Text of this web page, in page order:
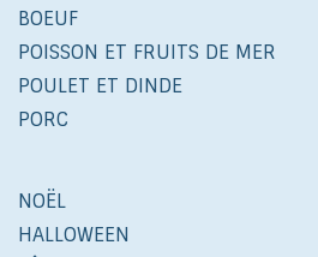
BOEUF
POISSON ET FRUITS DE MER
POULET ET DINDE
PORC
NOËL
HALLOWEEN